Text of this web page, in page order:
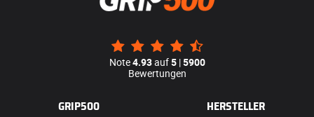
Note4.93auf5|5900
Bewertungen
GRIP500 HERSTELLER